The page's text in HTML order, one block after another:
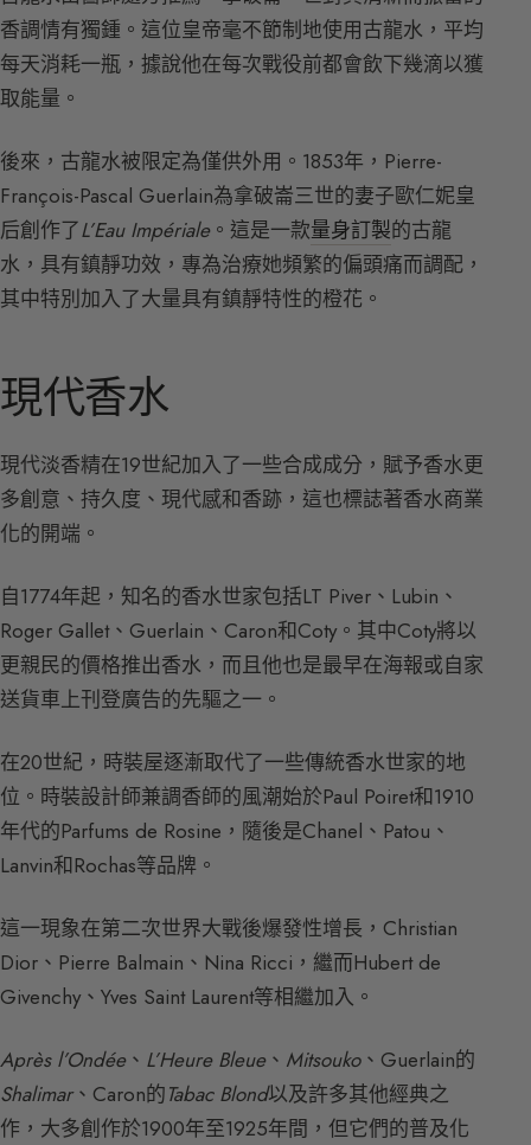
香調情有獨鍾。這位皇帝毫不節制地使用古龍水，平均
每天消耗一瓶，據說他在每次戰役前都會飲下幾滴以獲
取能量。
後來，古龍水被限定為僅供外用。1853年，Pierre-
François-Pascal Guerlain為拿破崙三世的妻子歐仁妮皇
后創作了L’Eau Impériale。這是一款量身訂製的古龍
水，具有鎮靜功效，專為治療她頻繁的偏頭痛而調配，
其中特別加入了大量具有鎮靜特性的橙花。
現代香水
現代淡香精在19世紀加入了一些合成成分，賦予香水更
多創意、持久度、現代感和香跡，這也標誌著香水商業
化的開端。
自1774年起，知名的香水世家包括LT Piver、Lubin、
Roger Gallet、Guerlain、Caron和Coty。其中Coty將以
更親民的價格推出香水，而且他也是最早在海報或自家
送貨車上刊登廣告的先驅之一。
在20世紀，時裝屋逐漸取代了一些傳統香水世家的地
位。時裝設計師兼調香師的風潮始於Paul Poiret和1910
年代的Parfums de Rosine，隨後是Chanel、Patou、
Lanvin和Rochas等品牌。
這一現象在第二次世界大戰後爆發性增長，Christian
Dior、Pierre Balmain、Nina Ricci，繼而Hubert de
Givenchy、Yves Saint Laurent等相繼加入。
Après l’Ondée、 L’Heure Bleue、 Mitsouko、Guerlain的
Shalimar、Caron的Tabac Blond以及許多其他經典之
作，大多創作於1900年至1925年間，但它們的普及化